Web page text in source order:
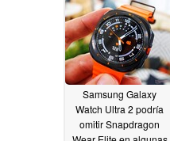
Samsung Galaxy
Watch Ultra 2 podría
omitir Snapdragon